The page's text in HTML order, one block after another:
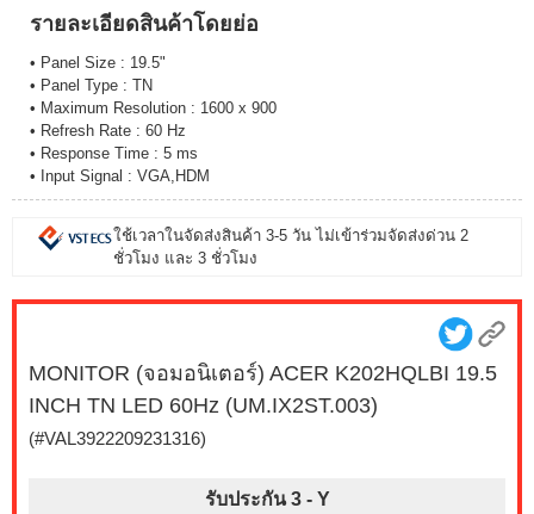
รายละเอียดสินค้าโดยย่อ
• Panel Size : 19.5"
• Panel Type : TN
• Maximum Resolution : 1600 x 900
• Refresh Rate : 60 Hz
• Response Time : 5 ms
• Input Signal : VGA,HDM
ใช้เวลาในจัดส่งสินค้า 3-5 วัน ไม่เข้าร่วมจัดส่งด่วน 2
ชั่วโมง และ 3 ชั่วโมง
MONITOR (จอมอนิเตอร์) ACER K202HQLBI 19.5
INCH TN LED 60Hz (UM.IX2ST.003)
(#VAL3922209231316)
รับประกัน 3 - Y